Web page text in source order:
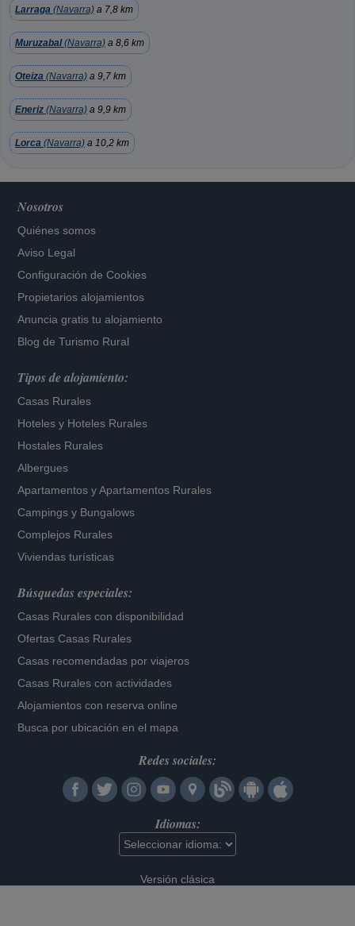
Larraga (Navarra) a 7,8 km
Muruzabal(Navarra) a 8,6 km
Oteiza (Navarra) a 9,7 km
Eneriz (Navarra) a 9,9 km
Lorca (Navarra) a 10,2 km
Nosotros
Quiénes somos
Aviso Legal
Configuración de Cookies
Propietarios alojamientos
Anuncia gratis tu alojamiento
Blog de Turismo Rural
Tipos de alojamiento:
Casas Rurales
Hoteles y Hoteles Rurales
Hostales Rurales
Albergues
Apartamentos yApartamentos Rurales
Campings y Bungalows
Complejos Rurales
Viviendas turísticas
Búsquedas especiales:
Casas Rurales con disponibilidad
Ofertas Casas Rurales
Casas recomendadas por viajeros
Casas Rurales con actividades
Alojamientos con reserva online
Busca por ubicación en el mapa
Redes sociales:
Idiomas:
Versión clásica